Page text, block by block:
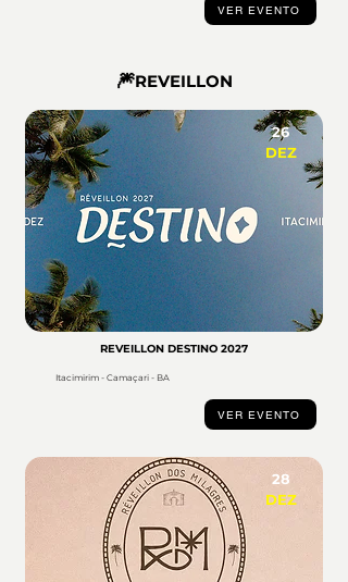
VER EVENTO
🎆REVEILLON
26
DEZ
REVEILLON DESTINO 2027
Itacimirim - Camaçari - BA
VER EVENTO
28
DEZ